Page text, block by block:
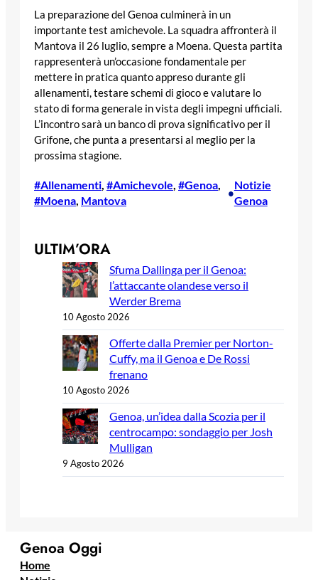
La preparazione del Genoa culminerà in un
importante test amichevole. La squadra affronterà il
Mantova il 26 luglio, sempre a Moena. Questa partita
rappresenterà un’occasione fondamentale per
mettere in pratica quanto appreso durante gli
allenamenti, testare schemi di gioco e valutare lo
stato di forma generale in vista degli impegni ufficiali.
L’incontro sarà un banco di prova significativo per il
Grifone, che punta a presentarsi al meglio per la
prossima stagione.
#Allenamenti #Amichevole #Genoa
#Moena Mantova
•
Notizie
Genoa
ULTIM’ORA
Sfuma Dallinga per il Genoa:
l’attaccante olandese verso il
Werder Brema
10 Agosto 2026
Offerte dalla Premier per Norton-
Cuffy, ma il Genoa e De Rossi
frenano
10 Agosto 2026
Genoa, un’idea dalla Scozia per il
centrocampo: sondaggio per Josh
Mulligan
9 Agosto 2026
Genoa Oggi
Home